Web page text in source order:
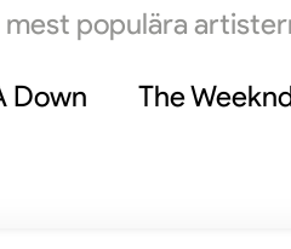
sin
mest populära
Down The